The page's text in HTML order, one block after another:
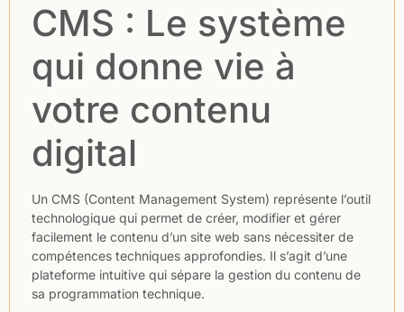
CMS : Le système
qui donne vie à
votre contenu
digital
Un CMS (Content Management System) représente l’outil
technologique qui permet de créer, modifier et gérer
facilement le contenu d’un site web sans nécessiter de
compétences techniques approfondies. Il s’agit d’une
plateforme intuitive qui sépare la gestion du contenu de
sa programmation technique.